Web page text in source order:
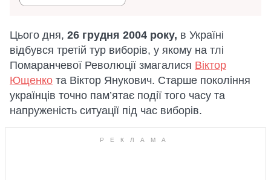
Цього дня, 26 грудня 2004 року, в Україні
відбувся третій тур виборів, у якому на тлі
Помаранчевої Революції змагалися Віктор
Ющенко та Віктор Янукович. Старше покоління
українців точно пам’ятає події того часу та
напруженість ситуації під час виборів.